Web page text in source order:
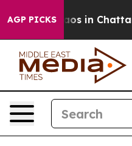
AGP PICKS
Chaos in